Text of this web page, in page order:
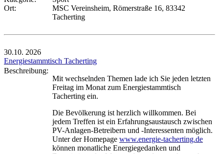
Ort:
MSC Vereinsheim, Römerstraße 16, 83342
Tacherting
30.10. 2026
Energiestammtisch Tacherting
Beschreibung:
Mit wechselnden Themen lade ich Sie jeden letzten
Freitag im Monat zum Energiestammtisch
Tacherting ein.
Die Bevölkerung ist herzlich willkommen. Bei
jedem Treffen ist ein Erfahrungsaustausch zwischen
PV-Anlagen-Betreibern und -Interessenten möglich.
Unter der Homepage www.energie-tacherting.de
können monatliche Energiegedanken und